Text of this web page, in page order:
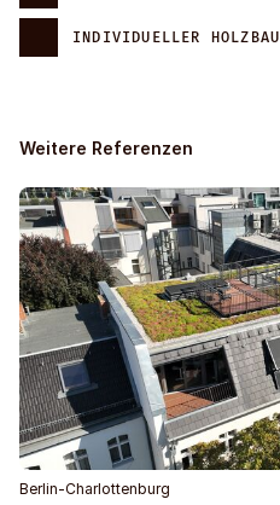
INDIVIDUELLER HOLZBAU
Weitere Referenzen
Berlin-Charlottenburg